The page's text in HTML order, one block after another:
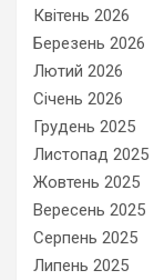
Квітень 2026
Березень 2026
Лютий 2026
Січень 2026
Грудень 2025
Листопад 2025
Жовтень 2025
Вересень 2025
Серпень 2025
Липень 2025